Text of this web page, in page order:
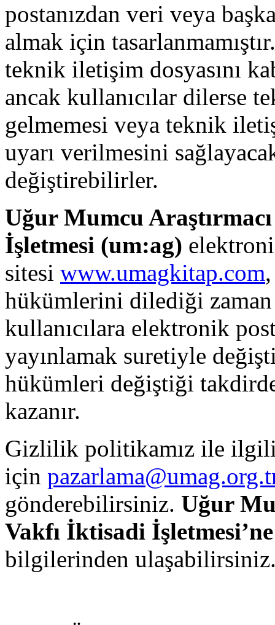
postanızdan veri veya
almak için
teknik iletişim dosyasını
ancak kullanıcılar dilerse
gelmemesi veya teknik
uyarı verilmesini
değiştirebilirler.
Uğur Mumcu
İşletmesi (um:ag)
sitesi www.umagkitap.com
hükümlerini dilediği zaman
kullanıcılara elektronik
yayınlamak suretiyle
hükümleri değiştiği
kazanır.
Gizlilik politikamız ile
için
gönderebilirsiniz. Uğur
Vakfı İktisadi
bilgilerinden